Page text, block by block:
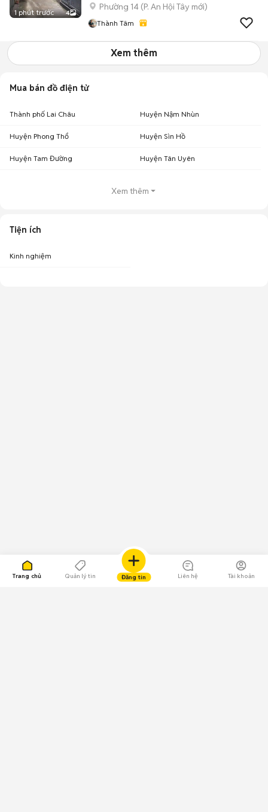
Trang chủ Quản lý tin Đăng tin Liên hệ Tài khoản
1 phút trước 4
Phường 14 (P. An Hội Tây mới)
Thành Tâm
Xem thêm
Mua bán đồ điện tử
Thành phố Lai Châu Huyện Nậm Nhùn
Huyện Phong Thổ Huyện Sìn Hồ
Huyện Tam Đường Huyện Tân Uyên
Xem thêm
Tiện ích
Kinh nghiệm